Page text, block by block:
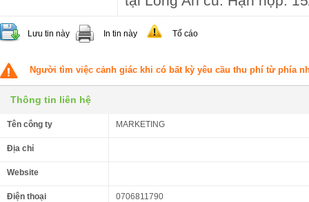
Lưu tin này In tin này Tố cáo
Người tìm việc cảnh giác khi có bất kỳ yêu cầu thu phí từ phía
Thông tin liên hệ
Tên công ty MARKETING
Địa chỉ
Website
Điện thoại 0706811790